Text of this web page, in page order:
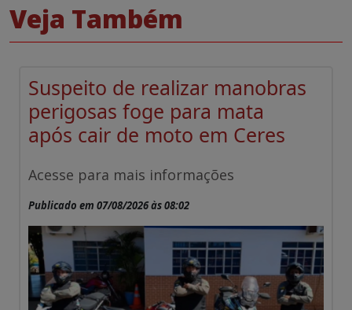
Veja Também
Suspeito de realizar manobras
perigosas foge para mata
após cair de moto em Ceres
Acesse para mais informações
Publicado em 07/08/2026 às 08:02